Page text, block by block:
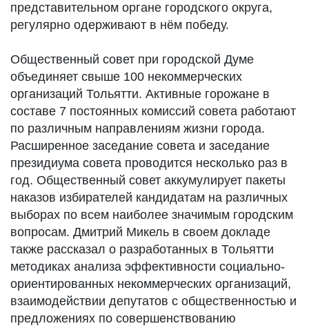
представительном органе городского округа,
регулярно одерживают в нём победу.
Общественный совет при городской Думе
объединяет свыше 100 некоммерческих
организаций Тольятти. Активные горожане в
составе 7 постоянных комиссий совета работают
по различным направлениям жизни города.
Расширенное заседание совета и заседание
президиума совета проводится несколько раз в
год. Общественный совет аккумулирует пакеты
наказов избирателей кандидатам на различных
выборах по всем наиболее значимым городским
вопросам. Дмитрий Микель в своем докладе
также рассказал о разработанных в Тольятти
методиках анализа эффективности социально-
ориентированных некоммерческих организаций,
взаимодействии депутатов с общественностью и
предложениях по совершенствованию